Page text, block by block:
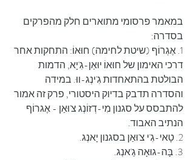
במאמר פרסומי מתוארים חלק מהפרקים
בסדרה:
1. אֶגְרוֹף (שיטת לחימה) חוּאוֹ: התחקות אחר
דרכי האימון של חוּאוֹ יוּאַן-גִ'יָא, הדמות
הבולטת בהתאחדות גִ'ינְג-ווּ. במידה
והסדרה תדבק בדיוק היסטורי, פרק זה אמור
להתבסס על סגנון מִי-דְזוֹנְג צ'וּאַן - אֶגרוֹף
הנתיב האבוד.
2. טָאי-גִ'י צ'וּאַן בסגנון יָאנְג.
3. בָּה-גוּאָה גַ'אנְג.